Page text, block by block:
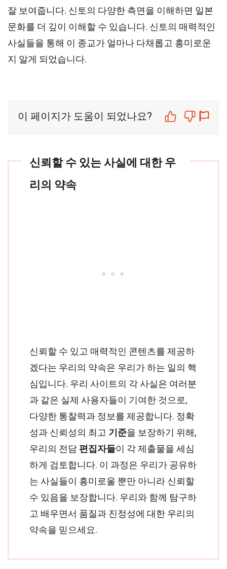
잘 보여줍니다. 신토의 다양한 측면을 이해하면 일본
문화를 더 깊이 이해할 수 있습니다. 신토의 매력적인
사실들을 통해 이 종교가 얼마나 다채롭고 흥미로운
지 알게 되었습니다.
이 페이지가 도움이 되었나요?
신뢰할 수 있는 사실에 대한 우
리의 약속
신뢰할 수 있고 매력적인 콘텐츠를 제공하
겠다는 우리의 약속은 우리가 하는 일의 핵
심입니다. 우리 사이트의 각 사실은 여러분
과 같은 실제 사용자들이 기여한 것으로,
다양한 통찰력과 정보를 제공합니다. 정확
성과 신뢰성의 최고 기준을 보장하기 위해,
우리의 전담 편집자들이 각 제출물을 세심
하게 검토합니다. 이 과정은 우리가 공유하
는 사실들이 흥미로울 뿐만 아니라 신뢰할
수 있음을 보장합니다. 우리와 함께 탐구하
고 배우면서 품질과 진정성에 대한 우리의
약속을 믿으세요.